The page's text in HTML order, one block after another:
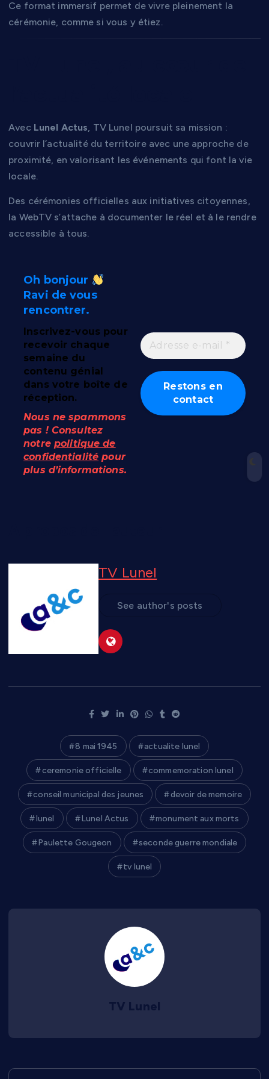
Ce format immersif permet de vivre pleinement la
cérémonie, comme si vous y étiez.
Avec Lunel Actus, TV Lunel poursuit sa mission :
couvrir l’actualité du territoire avec une approche de
proximité, en valorisant les événements qui font la vie
locale.
Des cérémonies officielles aux initiatives citoyennes,
la WebTV s’attache à documenter le réel et à le rendre
accessible à tous.
Oh bonjour
Ravi de vous
rencontrer.
Inscrivez-vous pour
recevoir chaque
semaine du
contenu génial
dans votre boîte de
réception.
Nous ne spammons
pas ! Consultez
notre politique de
confidentialité pour
plus d’informations.
TV Lunel
See author's posts
8 mai 1945 actualite lunel
ceremonie officielle commemoration lunel
conseil municipal des jeunes devoir de memoire
lunel Lunel Actus monument aux morts
Paulette Gougeon seconde guerre mondiale
tv lunel
TV Lunel